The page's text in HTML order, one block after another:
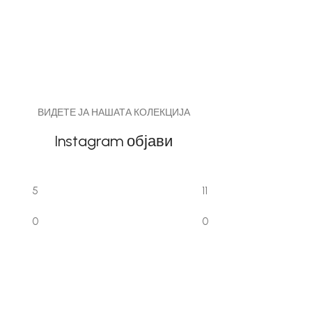
ВИДЕТЕ ЈА НАШАТА КОЛЕКЦИЈА
Instagram објави
5
0
11
0